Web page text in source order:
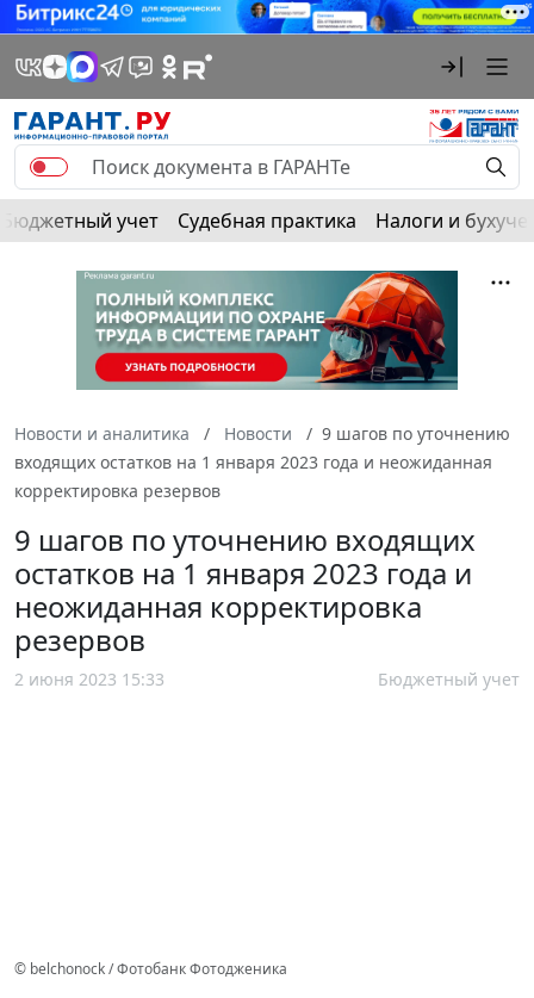
Бюджетный учет Судебная практика Налоги и
Новости и аналитика Новости
9 шагов по уточнению
входящих остатков на 1 января 2023 года и неожиданная
корректировка резервов
9 шагов по уточнению входящих
остатков на 1 января 2023 года и
неожиданная корректировка
резервов
2 июня 2023 15:33 Бюджетный учет
© belchonock / Фотобанк Фотодженика